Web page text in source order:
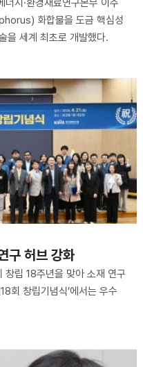
지·환경재료연구본부 이주
화합물을 도금 핵심성
을 세계 최초로 개발했다.
구 허브 강화
립 18주년을 맞아 소재 연구
회 창립기념식’에서는 우수